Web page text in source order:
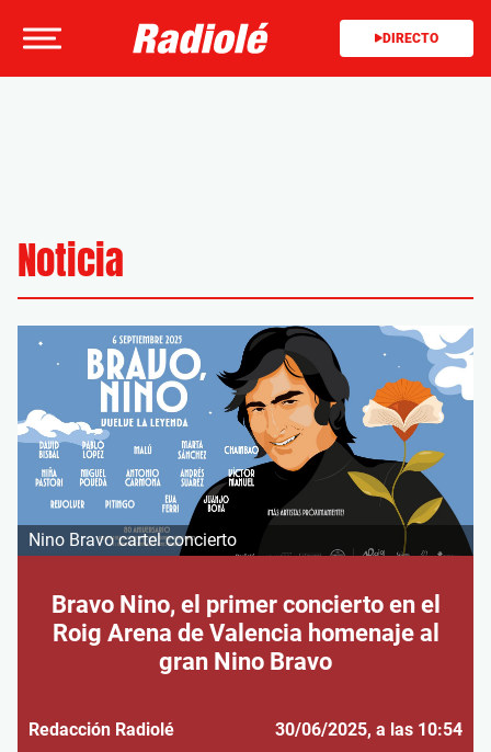
DIRECTO
Noticia
Nino Bravo cartel concierto
Bravo Nino, el primer concierto en el
Roig Arena de Valencia homenaje al
gran Nino Bravo
Redacción Radiolé 30/06/2025, a las 10:54